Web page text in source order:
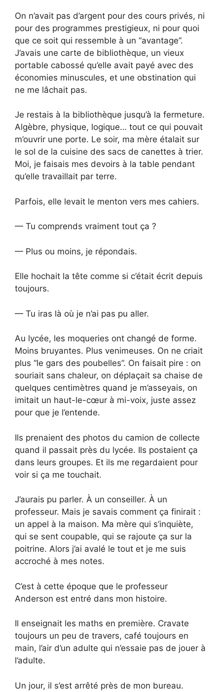
On n’avait pas d’argent pour des cours privés, ni
pour des programmes prestigieux, ni pour quoi
que ce soit qui ressemble à un “avantage”.
J’avais une carte de bibliothèque, un vieux
portable cabossé qu’elle avait payé avec des
économies minuscules, et une obstination qui
ne me lâchait pas.
Je restais à la bibliothèque jusqu’à la fermeture.
Algèbre, physique, logique… tout ce qui pouvait
m’ouvrir une porte. Le soir, ma mère étalait sur
le sol de la cuisine des sacs de canettes à trier.
Moi, je faisais mes devoirs à la table pendant
qu’elle travaillait par terre.
Parfois, elle levait le menton vers mes cahiers.
— Tu comprends vraiment tout ça ?
— Plus ou moins, je répondais.
Elle hochait la tête comme si c’était écrit depuis
toujours.
— Tu iras là où je n’ai pas pu aller.
Au lycée, les moqueries ont changé de forme.
Moins bruyantes. Plus venimeuses. On ne criait
plus “le gars des poubelles”. On faisait pire : on
souriait sans chaleur, on déplaçait sa chaise de
quelques centimètres quand je m’asseyais, on
imitait un haut-le-cœur à mi-voix, juste assez
pour que je l’entende.
Ils prenaient des photos du camion de collecte
quand il passait près du lycée. Ils postaient ça
dans leurs groupes. Et ils me regardaient pour
voir si ça me touchait.
J’aurais pu parler. À un conseiller. À un
professeur. Mais je savais comment ça finirait :
un appel à la maison. Ma mère qui s’inquiète,
qui se sent coupable, qui se rajoute ça sur la
poitrine. Alors j’ai avalé le tout et je me suis
accroché à mes notes.
C’est à cette époque que le professeur
Anderson est entré dans mon histoire.
Il enseignait les maths en première. Cravate
toujours un peu de travers, café toujours en
main, l’air d’un adulte qui n’essaie pas de jouer à
l’adulte.
Un jour, il s’est arrêté près de mon bureau.